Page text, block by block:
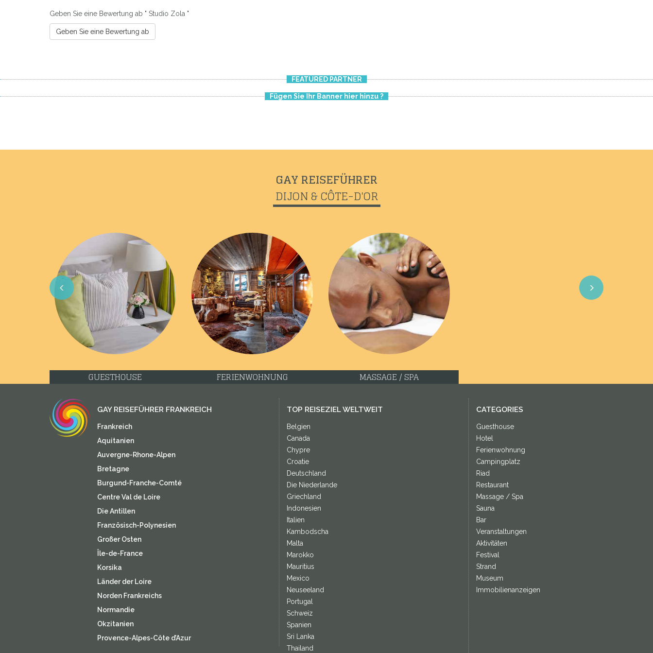
Geben Sie eine Bewertung ab " Studio Zola "
Geben Sie eine Bewertung ab
FEATURED PARTNER
Fügen Sie Ihr Banner hier hinzu ?
GAY REISEFÜHRER
DIJON & CÔTE-D'OR
Previous
GUESTHOUSE FERIENWOHNUNG MASSAGE / SPA
GAY REISEFÜHRER FRANKREICH
Frankreich
Aquitanien
Auvergne-Rhone-Alpen
Bretagne
Burgund-Franche-Comté
Centre Val de Loire
Die Antillen
Französisch-Polynesien
Großer Osten
Île-de-France
Korsika
Länder der Loire
Norden Frankreichs
Normandie
Okzitanien
Provence-Alpes-Côte d’Azur
TOP REISEZIEL WELTWEIT
Belgien
Canada
Chypre
Croatie
Deutschland
Die Niederlande
Griechland
Indonesien
Italien
Kambodscha
Malta
Marokko
Mauritius
Mexico
Neuseeland
Portugal
Schweiz
Spanien
Sri Lanka
Thailand
CATEGORIES
Guesthouse
Hotel
Ferienwohnung
Campingplatz
Riad
Restaurant
Massage / Spa
Sauna
Bar
Veranstaltungen
Aktivitäten
Festival
Strand
Museum
Immobilienanzeigen